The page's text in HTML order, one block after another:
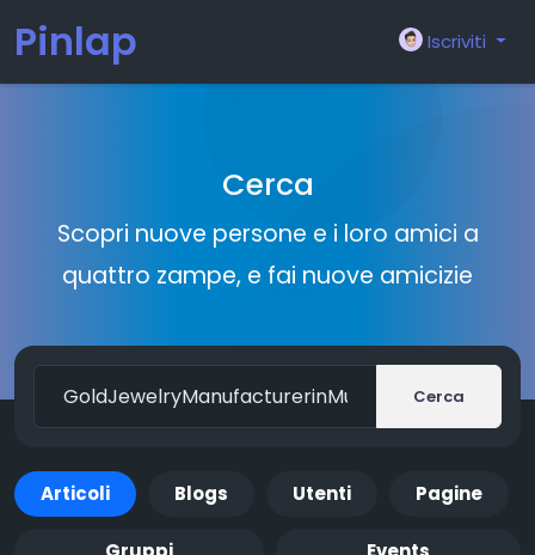
Pinlap Iscriviti
Cerca
Scopri nuove persone e i loro amici a
quattro zampe, e fai nuove amicizie
Cerca
Articoli Blogs Utenti Pagine